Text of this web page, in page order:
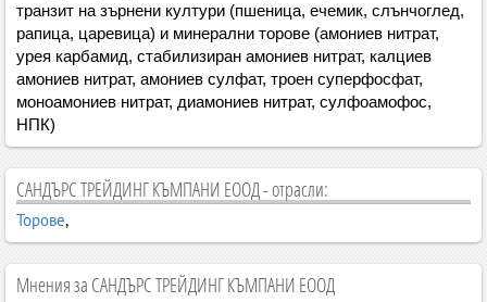
транзит на зърнени култури (пшеница, ечемик, слънчоглед,
рапица, царевица) и минерални торове (амониев нитрат,
урея карбамид, стабилизиран амониев нитрат, калциев
амониев нитрат, амониев сулфат, троен суперфосфат,
моноамониев нитрат, диамониев нитрат, сулфоамофос,
НПК)
САНДЪРС ТРЕЙДИНГ КЪМПАНИ ЕООД - отрасли:
Торове,
Мнения за САНДЪРС ТРЕЙДИНГ КЪМПАНИ ЕООД